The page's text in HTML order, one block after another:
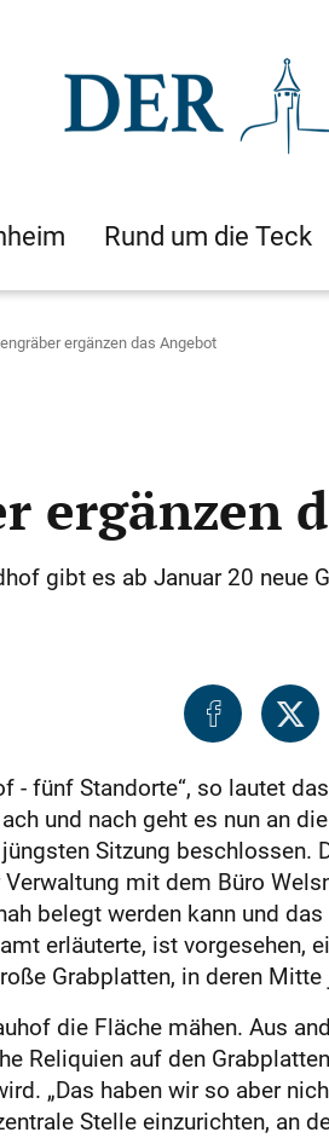
Rund um die Teck
ergänzen das Angebot
ergänzen
gibt es ab Januar 20 neue
- fünf Standorte“, so lautet
und nach geht es nun an
Sitzung beschlossen.
mit dem Büro
belegt werden kann und
erläuterte, ist vorgesehen,
Grabplatten, in deren
die Fläche mähen. Aus
Reliquien auf den
„Das haben wir so aber
Stelle einzurichten, an